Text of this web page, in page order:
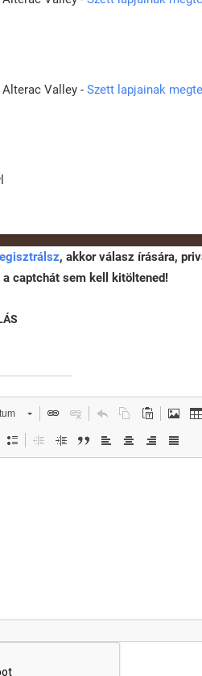
Valley - Szett lapjainak
, akkor válasz írására,
captchát sem kell kitöltened!